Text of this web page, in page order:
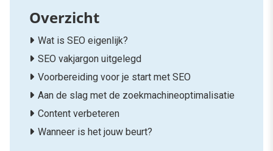
Wat is SEO eigenlijk?
SEO vakjargon uitgelegd
Voorbereiding voor je start met SEO
Aan de slag met de zoekmachineoptimalisatie
Content verbeteren
Wanneer is het jouw beurt?